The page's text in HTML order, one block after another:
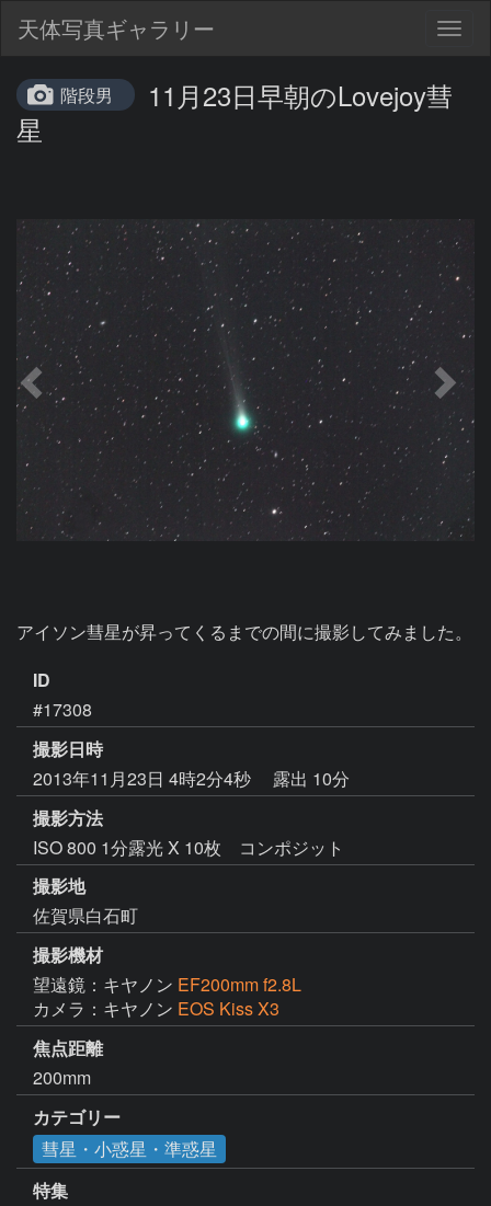
天体写真ギャラリー
階段男
11月23日早朝のLovejoy彗
星
アイソン彗星が昇ってくるまでの間に撮影してみました。
ID
#17308
撮影日時
2013年11月23日 4時2分4秒
露出 10分
撮影方法
ISO 800 1分露光 X 10枚 コンポジット
撮影地
佐賀県白石町
撮影機材
望遠鏡：キヤノン EF200mm f2.8L
カメラ：キヤノン EOS Kiss X3
焦点距離
200mm
カテゴリー
彗星・小惑星・準惑星
特集